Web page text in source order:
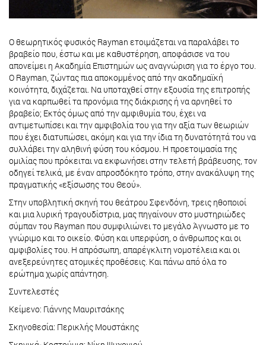
Ο θεωρητικός φυσικός Rayman ετοιμάζεται να παραλάβει το
βραβείο που, έστω και με καθυστέρηση, αποφάσισε να του
απονείμει η Ακαδημία Επιστημών ως αναγνώριση για το έργο του.
Ο Rayman, ζώντας πια αποκομμένος από την ακαδημαϊκή
κοινότητα, διχάζεται. Να υποταχθεί στην εξουσία της επιτροπής
για να καρπωθεί τα προνόμια της διάκρισης ή να αρνηθεί το
βραβείο; Εκτός όμως από την αμφιθυμία του, έχει να
αντιμετωπίσει και την αμφιβολία του για την αξία των θεωριών
που έχει διατυπώσει, ακόμη και για την ίδια τη δυνατότητά του να
συλλάβει την αληθινή φύση του κόσμου. Η προετοιμασία της
ομιλίας που πρόκειται να εκφωνήσει στην τελετή βράβευσης, τον
οδηγεί τελικά, με έναν απροσδόκητο τρόπο, στην ανακάλυψη της
πραγματικής «εξίσωσης του Θεού».
Στην υποβλητική σκηνή του θεάτρου Σφενδόνη, τρεις ηθοποιοί
και μια λυρική τραγουδίστρια, μας πηγαίνουν στο μυστηριώδες
σύμπαν του Rayman που συμφιλιώνει το μεγάλο Άγνωστο με το
γνώριμο και το οικείο. Φύση και υπερφύση, ο άνθρωπος και οι
αμφιβολίες του. Η απρόσωπη, απαρέγκλιτη νομοτέλεια και οι
ανεξερεύνητες ατομικές προθέσεις. Και πάνω από όλα το
ερώτημα χωρίς απάντηση.
Συντελεστές
Κείμενο: Γιάννης Μαυριτσάκης
Σκηνοθεσία: Περικλής Μουστάκης